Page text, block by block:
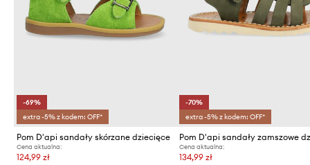
-69%
extra -5% z kodem: OFF*
Pom D'api sandały skórzane dziecięce
Cena aktualna:
124,99 zł
-70%
extra -5% z kodem: OFF*
Cena aktualna:
134,99 zł